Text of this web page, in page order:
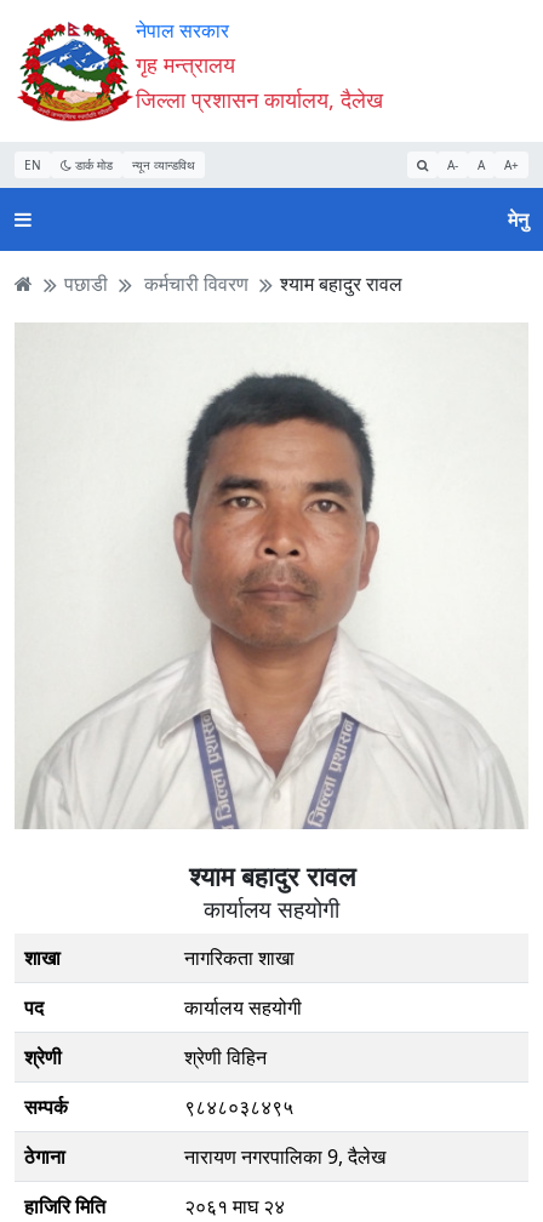
Accessibility
Mode
सुरु
गर्नुहोस्
सामाग्री
पढ्नुहाेस्
नेभिगेसन
पढ्नुहाेस्
वेबसाइट
खोजमा
जानुहोस्
नेपाल सरकार
गृह मन्त्रालय
जिल्ला प्रशासन कार्यालय, दैलेख
EN डार्क मोड न्यून व्यान्डविथ A- A A+
मेनु
पछाडी कर्मचारी विवरण श्याम बहादुर रावल
श्याम बहादुर रावल
कार्यालय सहयोगी
शाखा
नागरिकता शाखा
पद
कार्यालय सहयोगी
श्रेणी
श्रेणी विहिन
सम्पर्क
९८४८०३८४९५
ठेगाना
नारायण नगरपालिका 9, दैलेख
हाजिरि मिति
२०६१ माघ २४